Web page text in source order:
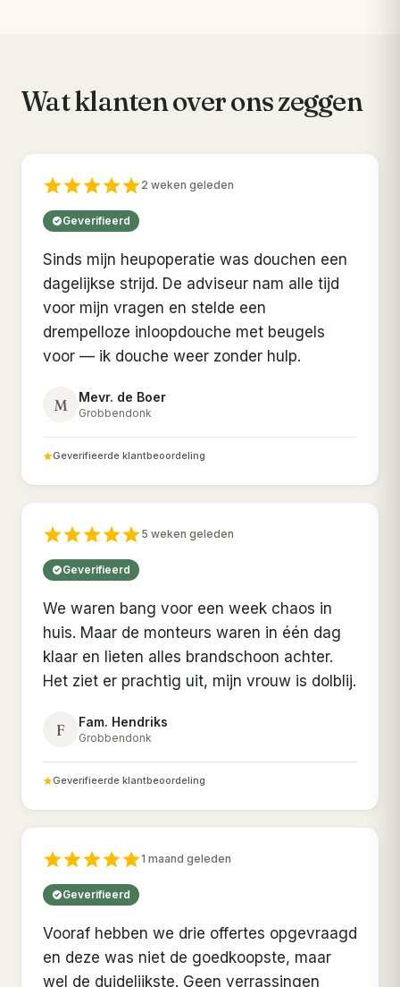
Wat klanten over ons zeggen
2 weken geleden
Geverifieerd
Sinds mijn heupoperatie was douchen een
dagelijkse strijd. De adviseur nam alle tijd
voor mijn vragen en stelde een
drempelloze inloopdouche met beugels
voor — ik douche weer zonder hulp.
M Mevr. de Boer
Grobbendonk
Geverifieerde klantbeoordeling
5 weken geleden
Geverifieerd
We waren bang voor een week chaos in
huis. Maar de monteurs waren in één dag
klaar en lieten alles brandschoon achter.
Het ziet er prachtig uit, mijn vrouw is dolblij.
F Fam. Hendriks
Grobbendonk
Geverifieerde klantbeoordeling
1 maand geleden
Geverifieerd
Vooraf hebben we drie offertes opgevraagd
en deze was niet de goedkoopste, maar
wel de duidelijkste. Geen verrassingen